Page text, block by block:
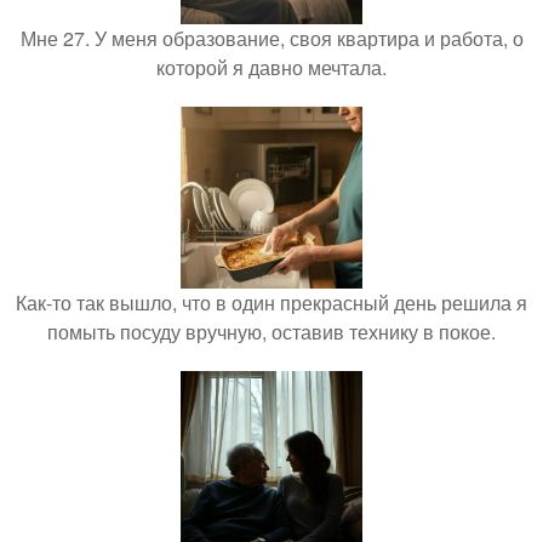
Мне 27. У меня образование, своя квартира и работа, о
которой я давно мечтала.
Как-то так вышло, что в один прекрасный день решила я
помыть посуду вручную, оставив технику в покое.